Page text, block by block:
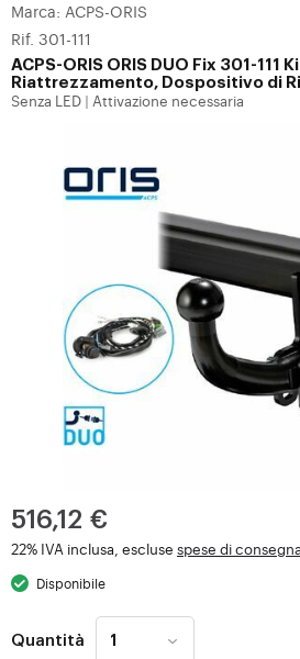
Marca: ACPS-ORIS
Rif. 301-111
ACPS-ORIS ORIS DUO Fix 301-111
Riattrezzamento, Dospositivo di
Senza LED Attivazione necessaria
516,12 €
22% IVA inclusa, escluse spese di consegna
Disponibile
Quantità